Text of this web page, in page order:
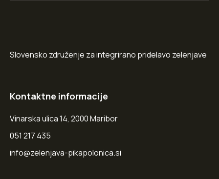
Slovensko združenje za integrirano pridelavo zelenjave
Kontaktne informacije
Vinarska ulica 14, 2000 Maribor
051 217 435
info@zelenjava-pikapolonica.si